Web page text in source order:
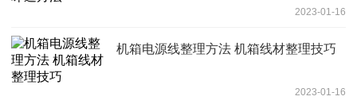
2023-01-16
机箱电源线整理方法 机箱线材整理技巧
2023-01-16